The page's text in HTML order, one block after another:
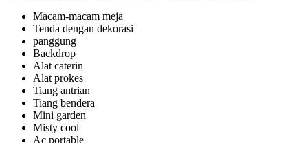
Macam-macam meja
Tenda dengan dekorasi
panggung
Backdrop
Alat caterin
Alat prokes
Tiang antrian
Tiang bendera
Mini garden
Misty cool
Ac portable